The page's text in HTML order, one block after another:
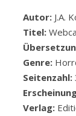
Autor: J.A.
Titel:
Genre:
Seitenzahl:
Verlag: